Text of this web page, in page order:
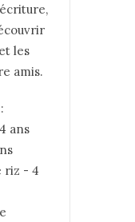
les
amis.
ans
riz - 4